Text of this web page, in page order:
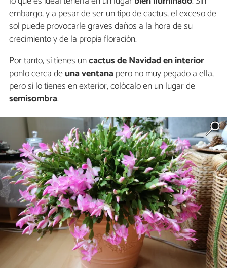
embargo, y a pesar de ser un tipo de cactus, el exceso de
sol puede provocarle graves daños a la hora de su
crecimiento y de la propia floración.
Por tanto, si tienes uncactus de Navidad en interior
ponlo cerca deuna ventanapero no muy pegado a ella,
pero si lo tienes en exterior, colócalo en un lugar de
semisombra.